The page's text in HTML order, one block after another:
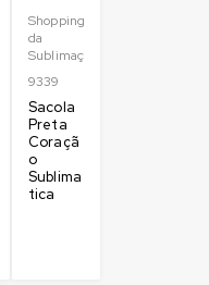
Shopping
da
Sublimação
9339
Sacola
Preta
Coraçã
o
Sublima
tica